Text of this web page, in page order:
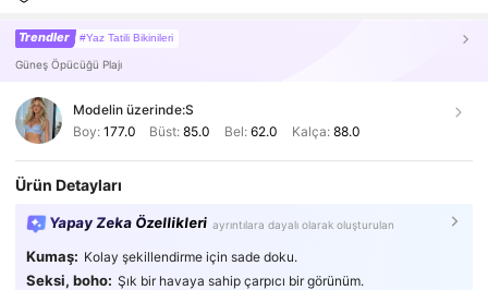
Trendler #Yaz Tatili Bikinileri
Güneş Öpücüğü Plajı
Modelin üzerinde:S
Boy: 177.0 Büst:85.0 Bel: 62.0 Kalça: 88.0
Ürün Detayları
Yapay Zeka Özellikleri ayrıntılara dayalı olarak oluşturulan
Kumaş: Kolay şekillendirme için sade doku.
Seksi, boho: Şık bir havaya sahip çarpıcı bir görünüm.